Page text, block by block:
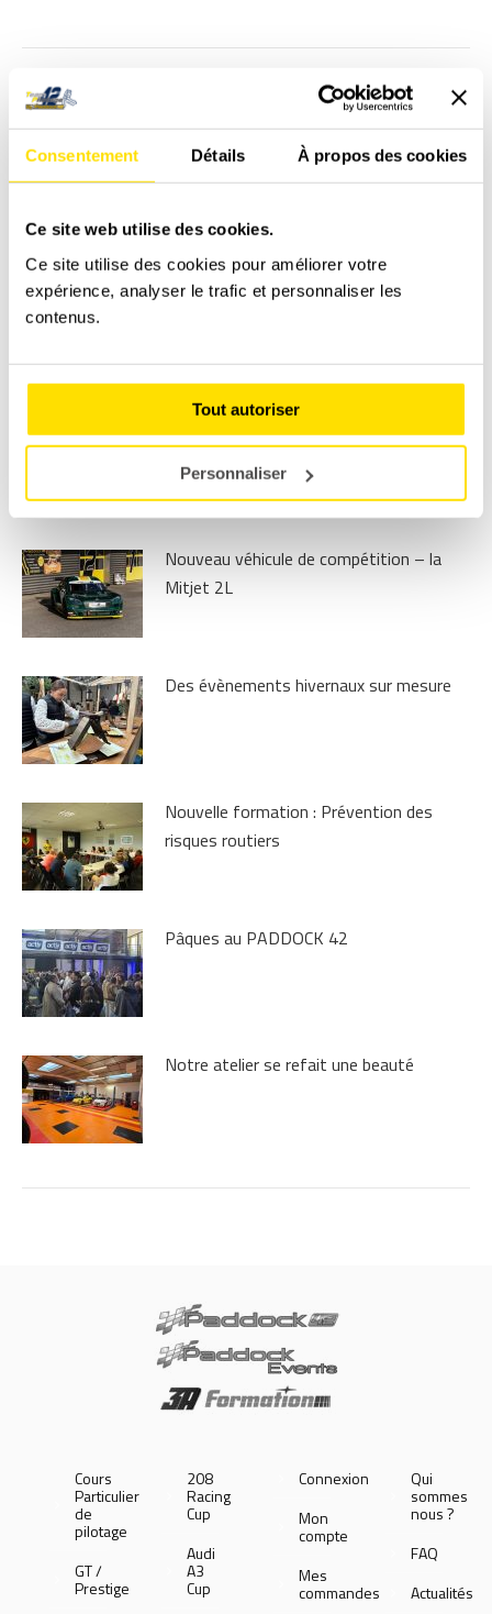
Consentement Détails À propos des cookies
Ce site web utilise des cookies.
Ce site utilise des cookies pour améliorer votre
expérience, analyser le trafic et personnaliser les
contenus.
Tout autoriser
Personnaliser
NAVIGATION
ARTICLE
précédent
:
À quoi servent les ailerons des véhicules ?
SUIVANT
Article
:
Pourquoi offrir un baptême de pilotage pour
Noël ?
Related Posts
La 488 GTB remplace la 360 Modena au
PADDOCK
Nouveau véhicule de compétition – la
Mitjet 2L
Des évènements hivernaux sur mesure
Nouvelle formation : Prévention des
risques routiers
Pâques au PADDOCK 42
Notre atelier se refait une beauté
Cours
Particulier
de
pilotage
GT /
Prestige
208
Racing
Cup
Audi
A3
Cup
Connexion
Mon
compte
Mes
commandes
Qui
sommes
nous ?
FAQ
Actualités